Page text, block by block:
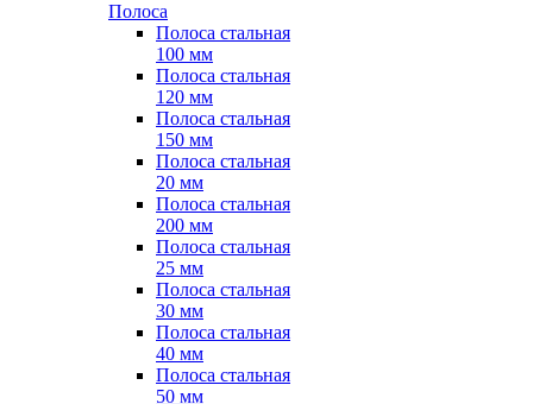
Полоса
Полоса стальная
100 мм
Полоса стальная
120 мм
Полоса стальная
150 мм
Полоса стальная
20 мм
Полоса стальная
200 мм
Полоса стальная
25 мм
Полоса стальная
30 мм
Полоса стальная
40 мм
Полоса стальная
50 мм